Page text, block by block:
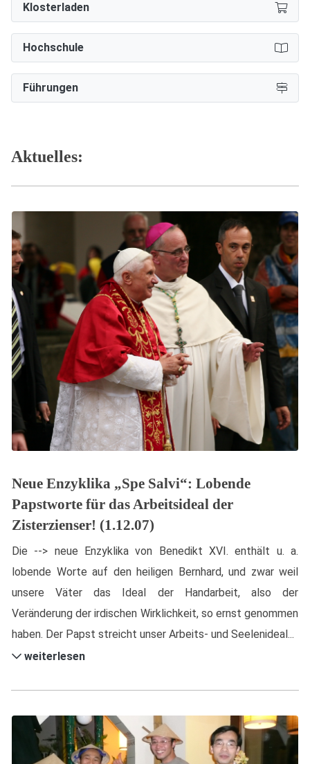
Klosterladen
Hochschule
Führungen
Aktuelles:
Neue Enzyklika „Spe Salvi“: Lobende
Papstworte für das Arbeitsideal der
Zisterzienser! (1.12.07)
Die --> neue Enzyklika von Benedikt XVI. enthält u. a.
lobende Worte auf den heiligen Bernhard, und zwar weil
unsere Väter das Ideal der Handarbeit, also der
Veränderung der irdischen Wirklichkeit, so ernst genommen
haben. Der Papst streicht unser Arbeits- und Seelenideal...
weiterlesen